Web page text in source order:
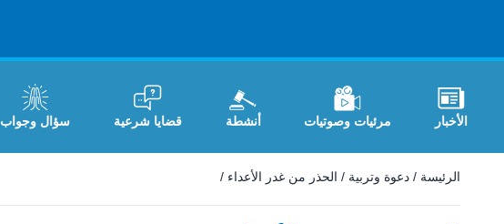
الأخبار مرئيات وصوتيات أنشطة قضايا شرعية سؤال وجواب
الرئيسة / دعوة وتربية / الحذر من غدر الأعداء /